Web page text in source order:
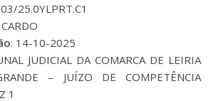
25.0YLPRT.C1
: 14-10-2025
JUDICIAL DA COMARCA DE LEIRIA
– JUÍZO DE COMPETÊNCIA
1